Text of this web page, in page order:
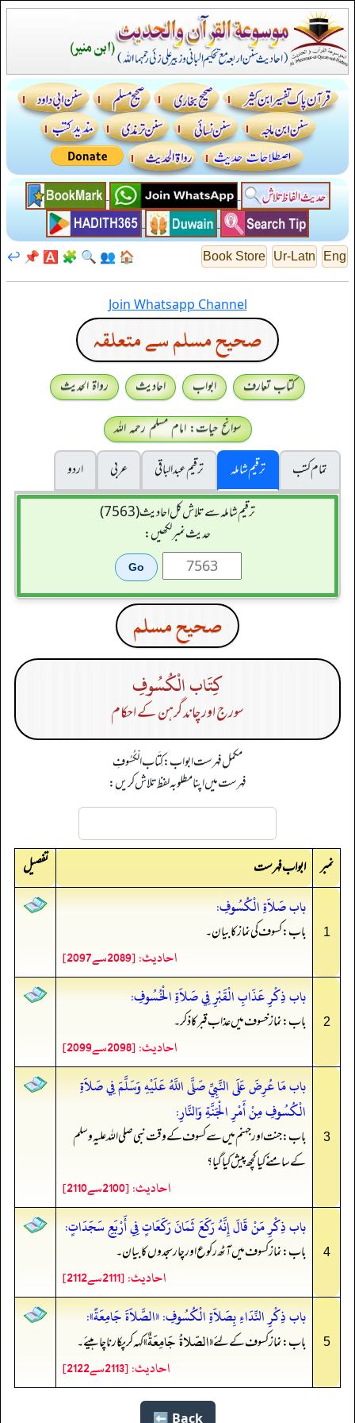
Eng
Ur-Latn
Book Store
🏠
👥
🔍
🧩
🅰️
📌
↩️
Join Whatsapp Channel
صحيح مسلم سے متعلقہ
کتاب تعارف ابواب احادیث
رواۃ الحدیث
سوانح حیات: امام مسلم رحمہ اللہ
تمام کتب
ترقیم شاملہ ترقيم عبدالباقی عربی
اردو
ترقیم شاملہ سے تلاش کل احادیث (7563)
حدیث نمبر لکھیں:
صحيح مسلم
كِتَاب الْكُسُوفِ
سورج اور چاند گرہن کے احکام
مکمل فہرست ابواب: كِتَاب الْكُسُوفِ
فہرست میں اپنا مطلوبہ لفظ تلاش کریں:
نمبر ابواب فہرست تفصیل
1
باب صَلاَةِ الْكُسُوفِ:
باب: کسوف کی نماز کا بیان۔
احادیث: [2089سے2097]
2
باب ذِكْرِ عَذَابِ الْقَبْرِ فِي صَلاَةِ الْخُسُوفِ:
باب: نماز خسوف میں عذاب قبر کا ذکر۔
احادیث: [2098سے2099]
3
باب مَا عُرِضَ عَلَى النَّبِيِّ صَلَّى اللَّهُ عَلَيْهِ وَسَلَّمَ فِي صَلاَةِ
الْكُسُوفِ مِنْ أَمْرِ الْجَنَّةِ وَالنَّارِ:
باب: جنت اور جہنم میں سے کسوف کے وقت نبی صلی اللہ علیہ وسلم
کے سامنے کیا کچھ پیش کیا گیا؟
احادیث: [2100سے2110]
4
باب ذِكْرِ مَنْ قَالَ إِنَّهُ رَكَعَ ثَمَانَ رَكَعَاتٍ فِي أَرْبَعِ سَجَدَاتٍ:
باب: نماز کسوف میں آٹھ رکوع اور چار سجدوں کا بیان۔
احادیث: [2111سے2112]
5
باب ذِكْرِ النِّدَاءِ بِصَلاَةِ الْكُسُوفِ: «الصَّلاَةَ جَامِعَةً»:
باب: نماز کسوف کے لئے«الصّلاةُ جَامِعَةٌ»‏‏‏‏ کہہ کر پکارنا چاہیئے۔
احادیث: [2113سے2122]
Back ⬅️